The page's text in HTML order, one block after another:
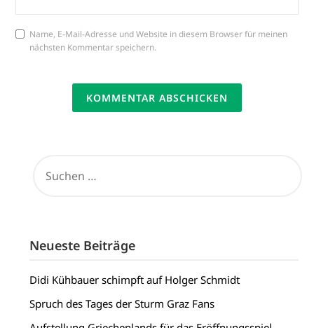
Name, E-Mail-Adresse und Website in diesem Browser für meinen
nächsten Kommentar speichern.
NACH:
Neueste Beiträge
Didi Kühbauer schimpft auf Holger Schmidt
Spruch des Tages der Sturm Graz Fans